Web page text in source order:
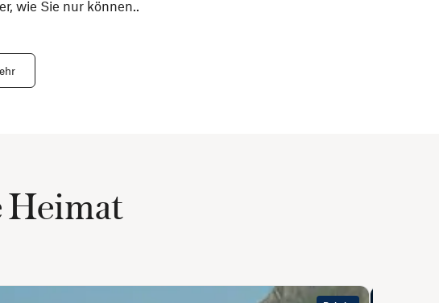
wie Sie nur können..
Heimat